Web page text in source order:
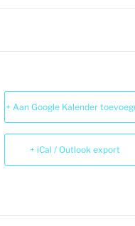
+ Aan Google Kalender
+ iCal / Outlook export